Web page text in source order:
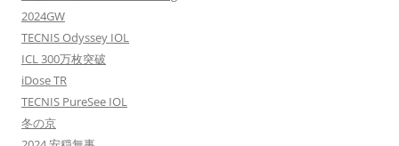
2024GW
TECNIS Odyssey IOL
ICL 300万枚突破
iDose TR
TECNIS PureSee IOL
冬の京